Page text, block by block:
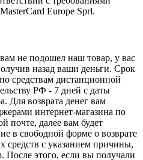
Europe Sprl.
не подошел наш товар, у вас
назад ваши деньги. Срок
средствам дистанционной
РФ - 7 дней с даты
Для возврата денег вам
интернет-магазина по
почте, далее вам будет
в свободной форме о возврате
средств с указанием причины,
После этого, если вы получали